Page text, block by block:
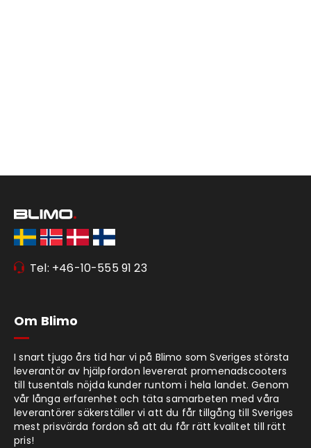
Tel: +46-10-555 91 23
Om Blimo
I snart tjugo års tid har vi på Blimo som Sveriges största
leverantör av hjälpfordon levererat promenadscooters
till tusentals nöjda kunder runtom i hela landet. Genom
vår långa erfarenhet och täta samarbeten med våra
leverantörer säkerställer vi att du får tillgång till Sveriges
mest prisvärda fordon så att du får rätt kvalitet till rätt
pris!